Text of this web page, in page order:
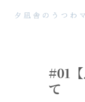
#01
て